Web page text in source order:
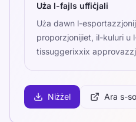
Uża l-fajls uffiċjali
Uża dawn l-
proporzjonijiet, il-kuluri u
tissuggerixxix
Niżżel Ara s-